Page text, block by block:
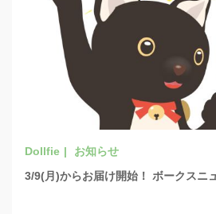
お知らせ
3/9(月)からお届け開始！ ボークスニ